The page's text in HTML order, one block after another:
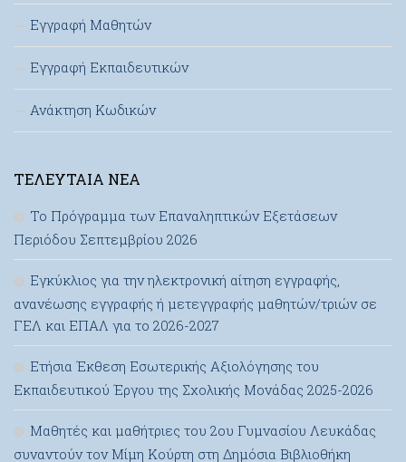
Εγγραφή Μαθητών
Εγγραφή Εκπαιδευτικών
Ανάκτηση Κωδικών
ΤΕΛΕΥΤΑΊΑ ΝΈΑ
Το Πρόγραμμα των Επαναληπτικών Εξετάσεων
Περιόδου Σεπτεμβρίου 2026
Εγκύκλιος για την ηλεκτρονική αίτηση εγγραφής,
ανανέωσης εγγραφής ή μετεγγραφής μαθητών/τριών σε
ΓΕΛ και ΕΠΑΛ για το 2026-2027
Ετήσια Έκθεση Εσωτερικής Αξιολόγησης του
Εκπαιδευτικού Έργου της Σχολικής Μονάδας 2025-2026
Μαθητές και μαθήτριες του 2ου Γυμνασίου Λευκάδας
συναντούν τον Μίμη Κούρτη στη Δημόσια Βιβλιοθήκη